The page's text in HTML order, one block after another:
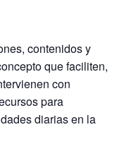
contenidos y
que faciliten,
con
para
diarias en la